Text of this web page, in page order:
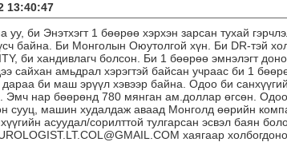
13:40:47
уу, би Энэтхэгт 1 бөөрөө хэрхэн зарсан тухай
байна. Би Монголын Оюутолгой хүн. Би DR-тэй
би хандивлагч болсон. Би 1 бөөрөө эмнэлэгт
сайхан амьдрал хэрэгтэй байсан учраас би 1
дараа би маш эрүүл хэвээр байна. Одоо би
Эмч нар бөөрөнд 780 мянган ам.доллар өгсөн.
сууц, машин худалдаж аваад Монголд өөрийн
асуудал/сорилттой тулгарсан эсвэл баян
хаягаар холбогдоно